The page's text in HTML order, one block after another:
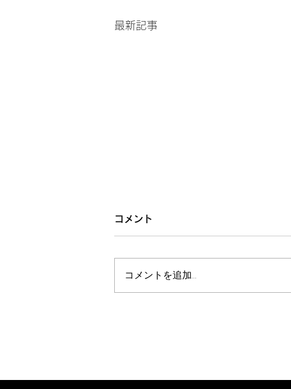
最新記事
カンジャンケジャン
コメント
コメントを追加…